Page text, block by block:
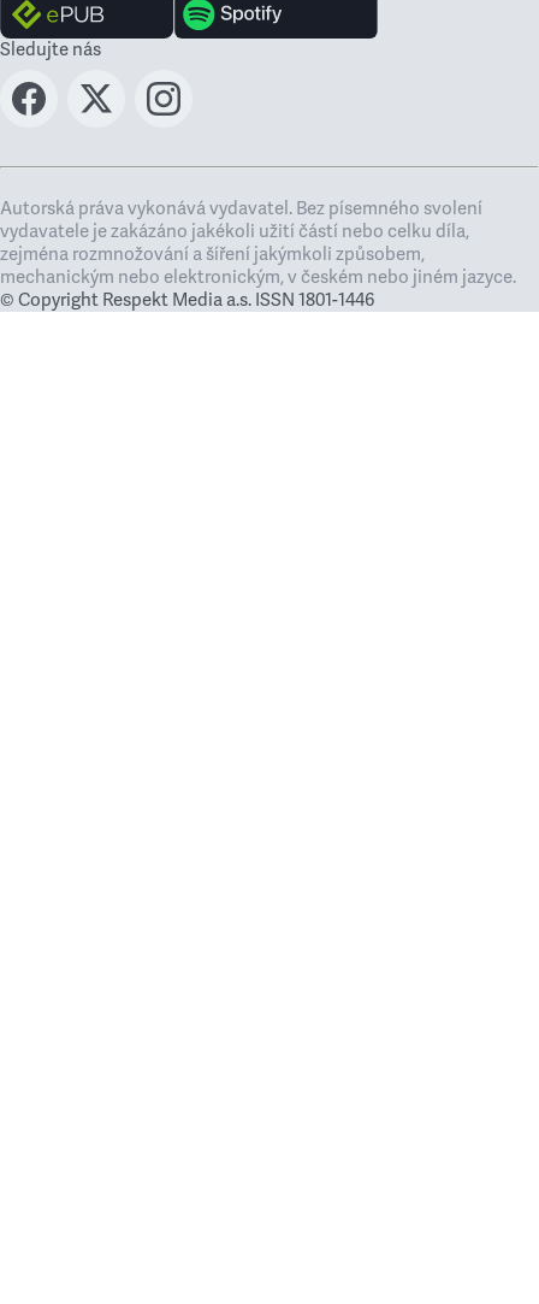
Sledujte nás
Autorská práva vykonává vydavatel. Bez písemného svolení
vydavatele je zakázáno jakékoli užití částí nebo celku díla,
zejména rozmnožování a šíření jakýmkoli způsobem,
mechanickým nebo elektronickým, v českém nebo jiném jazyce.
© Copyright Respekt Media a.s. ISSN 1801-1446